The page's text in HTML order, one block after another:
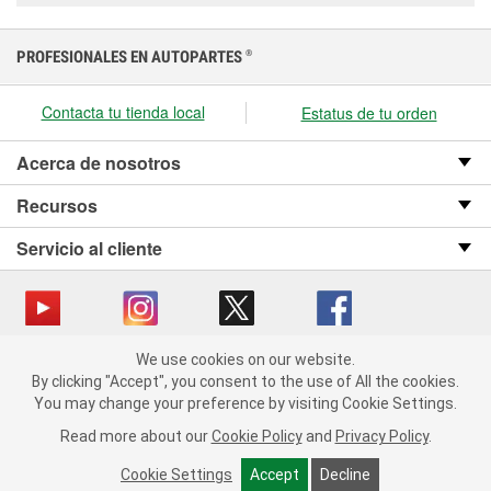
We use cookies on our website. By clicking "Accept", you consent
to the use of All the cookies.
You may change your preference by visiting Cookie Settings.
Read more about our Cookie Policy and Privacy Policy.
Cookie Settings Accept Decline
PROFESIONALES EN AUTOPARTES ®
Contacta tu tienda local Estatus de tu orden
Acerca de nosotros
Recursos
Servicio al cliente
Copyright © 2008-2026 O’Reilly Auto Parts v OST_3.2.0.0.729 (3) cv1361
catalog_main
Política de privacidad
Ley de transparencia en las cadenas de suministro
de California
We use cookies on our website.
By clicking "Accept", you consent to the use of All the cookies.
You may change your preference by visiting Cookie Settings.
Read more about our Cookie Policy and Privacy Policy.
Cookie Settings Accept Decline